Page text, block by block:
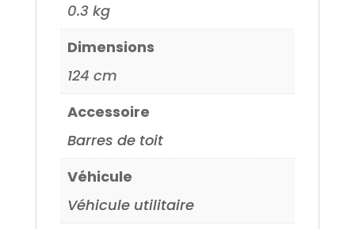
0.3 kg
Dimensions
124 cm
Accessoire
Barres de toit
Véhicule
Véhicule utilitaire